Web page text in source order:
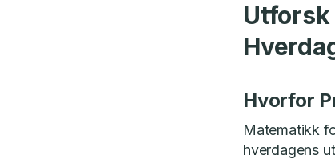
Utforsk
Hvorfor
Matematikk
hverdagens